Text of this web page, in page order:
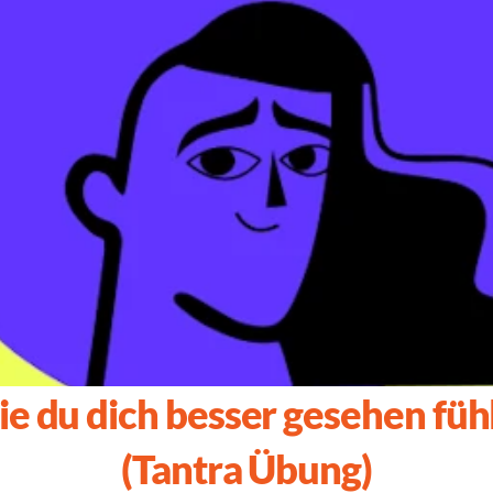
du dich besser gesehen
(Tantra Übung)